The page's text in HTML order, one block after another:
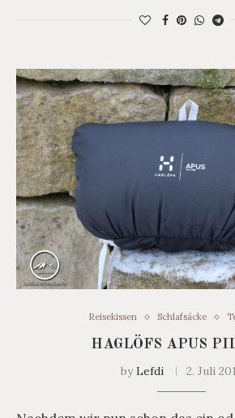
Reisekissen Schlafsäcke
HAGLÖFS APUS
byLefdi 2. Juli